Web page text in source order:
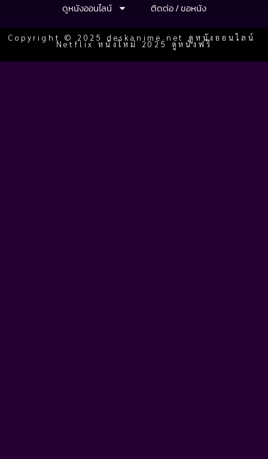
ดูหนังออนไลน์
ติดต่อ / ขอหนัง
Copyright © 2025 deskanime.net ดูหนังออนไลน์
Netflix หนังใหม่ 2025 ดูหนังฟรี